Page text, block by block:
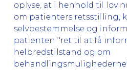
oplyse, at i henhold til lov
om patienters retsstilling,
selvbestemmelse og
patienten "ret til at få
helbredstilstand og om